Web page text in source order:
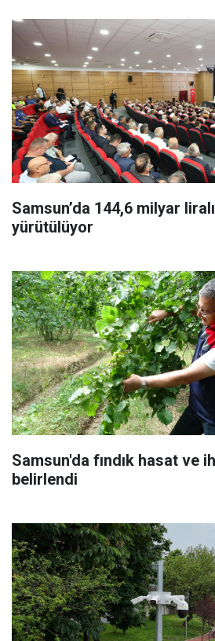
Samsun’da 144,6 milyar
yürütülüyor
Samsun'da fındık hasat ve
belirlendi